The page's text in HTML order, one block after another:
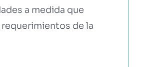
a medida que
de la